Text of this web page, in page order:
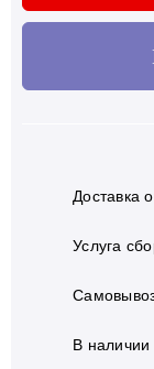
Доставка
Услуга
В наличии